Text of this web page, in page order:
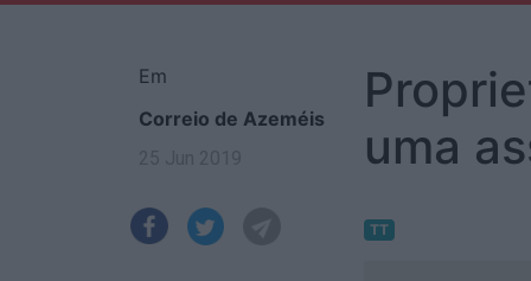
Em
Correio de Azeméis
uma
TT